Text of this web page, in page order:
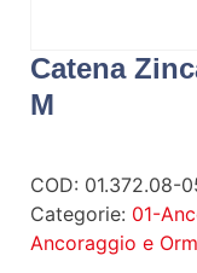
Catena
M
COD: 01.372.08-
Categorie: 01-
Ancoraggio e